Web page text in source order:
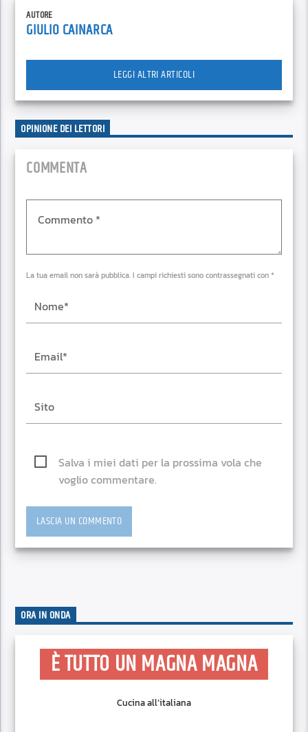
AUTORE
GIULIO CAINARCA
LEGGI ALTRI ARTICOLI
OPINIONE DEI LETTORI
COMMENTA
La tua email non sarà pubblica. I campi richiesti sono contrassegnati con *
Salva i miei dati per la prossima vola che
voglio commentare.
ORA IN ONDA
È TUTTO UN MAGNA MAGNA
Cucina all’italiana